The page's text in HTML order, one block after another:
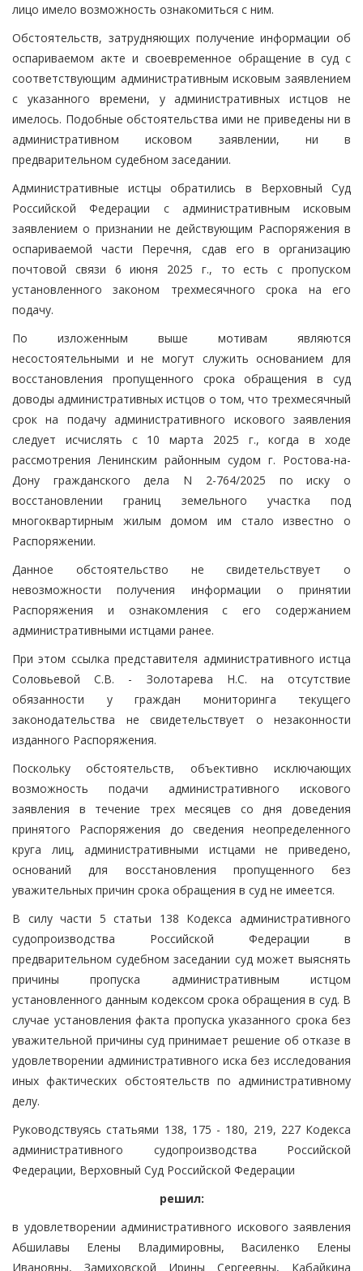
лицо имело возможность ознакомиться с ним.
Обстоятельств, затрудняющих получение информации об
оспариваемом акте и своевременное обращение в суд с
соответствующим административным исковым заявлением
с указанного времени, у административных истцов не
имелось. Подобные обстоятельства ими не приведены ни в
административном исковом заявлении, ни в
предварительном судебном заседании.
Административные истцы обратились в Верховный Суд
Российской Федерации с административным исковым
заявлением о признании не действующим Распоряжения в
оспариваемой части Перечня, сдав его в организацию
почтовой связи 6 июня 2025 г., то есть с пропуском
установленного законом трехмесячного срока на его
подачу.
По изложенным выше мотивам являются
несостоятельными и не могут служить основанием для
восстановления пропущенного срока обращения в суд
доводы административных истцов о том, что трехмесячный
срок на подачу административного искового заявления
следует исчислять с 10 марта 2025 г., когда в ходе
рассмотрения Ленинским районным судом г. Ростова-на-
Дону гражданского дела N 2-764/2025 по иску о
восстановлении границ земельного участка под
многоквартирным жилым домом им стало известно о
Распоряжении.
Данное обстоятельство не свидетельствует о
невозможности получения информации о принятии
Распоряжения и ознакомления с его содержанием
административными истцами ранее.
При этом ссылка представителя административного истца
Соловьевой С.В. - Золотарева Н.С. на отсутствие
обязанности у граждан мониторинга текущего
законодательства не свидетельствует о незаконности
изданного Распоряжения.
Поскольку обстоятельств, объективно исключающих
возможность подачи административного искового
заявления в течение трех месяцев со дня доведения
принятого Распоряжения до сведения неопределенного
круга лиц, административными истцами не приведено,
оснований для восстановления пропущенного без
уважительных причин срока обращения в суд не имеется.
В силу части 5 статьи 138 Кодекса административного
судопроизводства Российской Федерации в
предварительном судебном заседании суд может выяснять
причины пропуска административным истцом
установленного данным кодексом срока обращения в суд. В
случае установления факта пропуска указанного срока без
уважительной причины суд принимает решение об отказе в
удовлетворении административного иска без исследования
иных фактических обстоятельств по административному
делу.
Руководствуясь статьями 138, 175 - 180, 219, 227 Кодекса
административного судопроизводства Российской
Федерации, Верховный Суд Российской Федерации
решил:
в удовлетворении административного искового заявления
Абшилавы Елены Владимировны, Василенко Елены
Ивановны, Замиховской Ирины Сергеевны, Кабайкина